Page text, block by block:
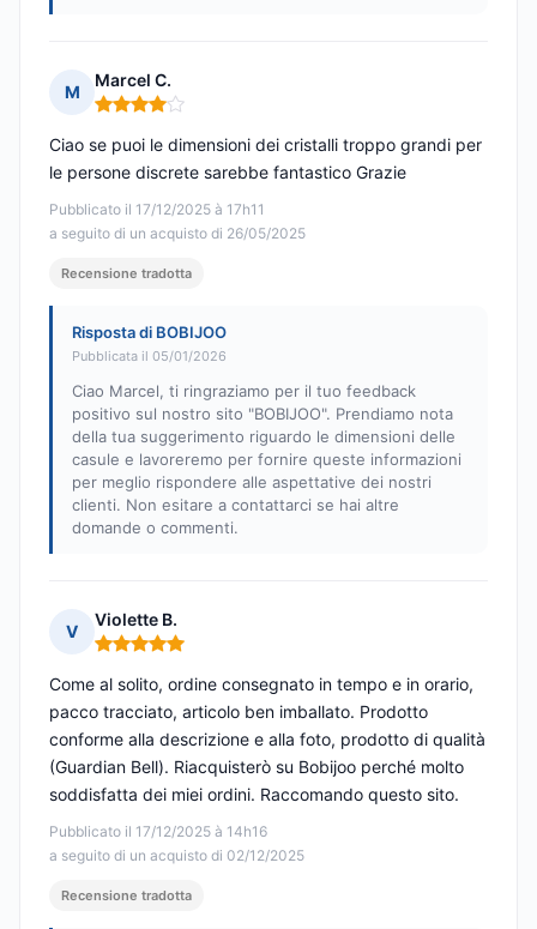
M
Marcel C.
Nota: 4 su 5
Pubblicato il 17/12/2025 à 17h11
a seguito di un acquisto di 26/05/2025
Ciao se puoi le dimensioni dei cristalli troppo grandi per
le persone discrete sarebbe fantastico Grazie
Recensione tradotta
Risposta di BOBIJOO
Pubblicata il 05/01/2026
Ciao Marcel, ti ringraziamo per il tuo feedback
positivo sul nostro sito "BOBIJOO". Prendiamo nota
della tua suggerimento riguardo le dimensioni delle
casule e lavoreremo per fornire queste informazioni
per meglio rispondere alle aspettative dei nostri
clienti. Non esitare a contattarci se hai altre
domande o commenti.
V
Violette B.
Nota: 5 su 5
Pubblicato il 17/12/2025 à 14h16
a seguito di un acquisto di 02/12/2025
Come al solito, ordine consegnato in tempo e in orario,
pacco tracciato, articolo ben imballato. Prodotto
conforme alla descrizione e alla foto, prodotto di qualità
(Guardian Bell). Riacquisterò su Bobijoo perché molto
soddisfatta dei miei ordini. Raccomando questo sito.
Recensione tradotta